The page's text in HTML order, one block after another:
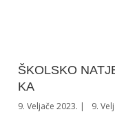
ŠKOLSKO
KA
9. Veljače 2023. 9.